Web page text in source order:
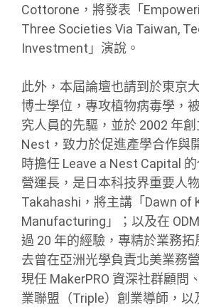
Cottorone，將發表「
Three Societies Via Taiwan,
Investment」演說。
此外，本屆論壇也請到於東京
博士學位，專攻植物病毒學，
究人員的先驅，並於 2002 年創
Nest，致力於促進產學合作與
時擔任 Leave a Nest Capital
營運長，是日本科技界重要人
Takahashi，將主講「Dawn of
Manufacturing」；以及在
過 20 年的經驗，專精於業務
去曾在亞洲光學負責北美業務
現任 MakerPRO 資深社群顧問
業聯盟（Triple）創業導師，